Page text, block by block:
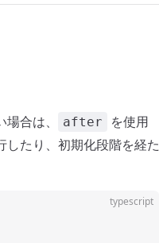
合は、 after
を使用
したり、初期化段階を経た
typescript